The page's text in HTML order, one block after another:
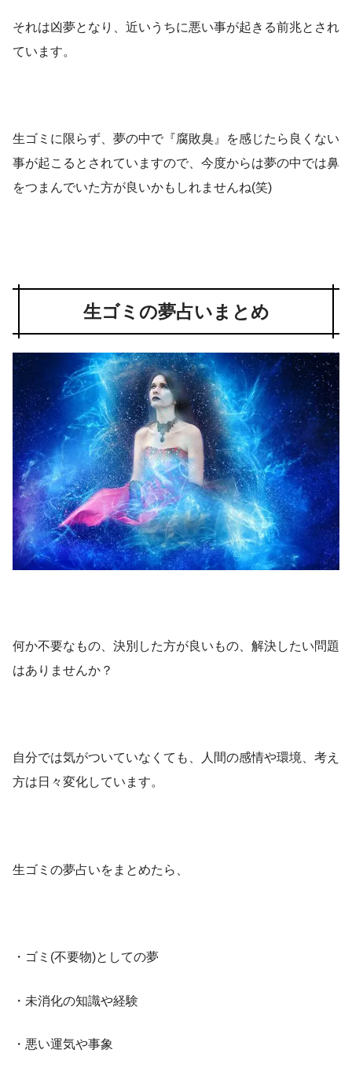
それは凶夢となり、近いうちに悪い事が起きる前兆とされ
ています。
生ゴミに限らず、夢の中で『腐敗臭』を感じたら良くない
事が起こるとされていますので、今度からは夢の中では鼻
をつまんでいた方が良いかもしれませんね(笑)
生ゴミの夢占いまとめ
何か不要なもの、決別した方が良いもの、解決したい問題
はありませんか？
自分では気がついていなくても、人間の感情や環境、考え
方は日々変化しています。
生ゴミの夢占いをまとめたら、
・ゴミ(不要物)としての夢
・未消化の知識や経験
・悪い運気や事象